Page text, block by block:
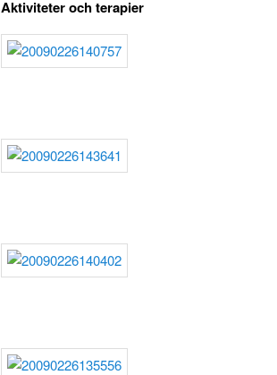
Aktiviteter och terapier